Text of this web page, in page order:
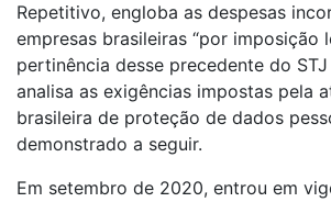
Repetitivo, engloba as despesas
empresas brasileiras “por imposição
pertinência desse precedente do
analisa as exigências impostas pela
brasileira de proteção de dados
demonstrado a seguir.
Em setembro de 2020, entrou em